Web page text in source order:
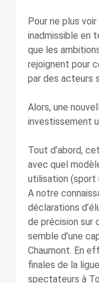
Pour ne plus
inadmissible en
que les
rejoignent pour
par des acteurs
Alors, une
investissement
Tout d’abord,
avec quel
utilisation (sport
A notre
déclarations
de précision sur
semble d’une
Chaumont. En
finales de la
spectateurs à